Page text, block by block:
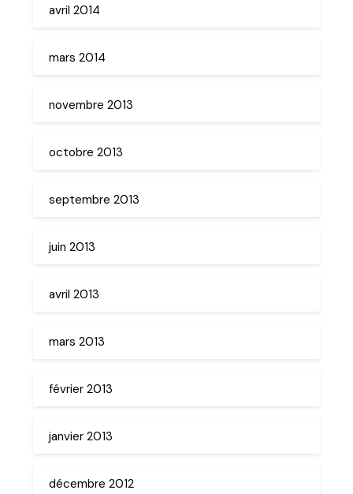
avril 2014
mars 2014
novembre 2013
octobre 2013
septembre 2013
juin 2013
avril 2013
mars 2013
février 2013
janvier 2013
décembre 2012